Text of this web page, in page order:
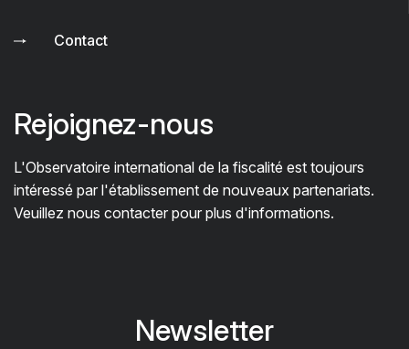
Contact
Rejoignez-nous
L'Observatoire international de la fiscalité est toujours
intéressé par l'établissement de nouveaux partenariats.
Veuillez nous contacter pour plus d'informations.
Newsletter